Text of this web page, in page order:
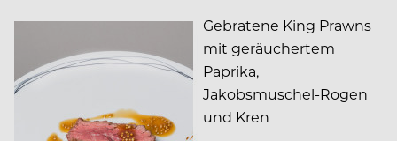
Gebratene King Prawns
mit geräuchertem
Paprika,
Jakobsmuschel-Rogen
und Kren